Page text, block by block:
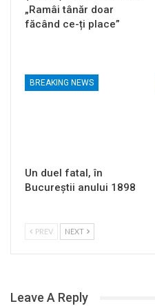
„Ramâi tânăr doar
făcând ce-ți place”
BREAKING NEWS
Un duel fatal, în
Bucureştii anului 1898
PREV NEXT
Leave A Reply